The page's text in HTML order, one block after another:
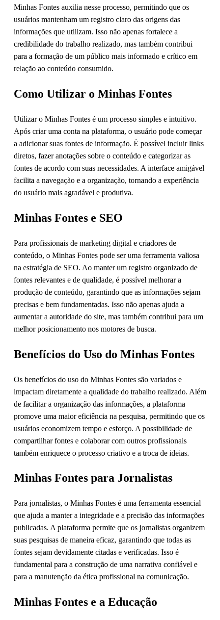
Minhas Fontes auxilia nesse processo, permitindo que os
usuários mantenham um registro claro das origens das
informações que utilizam. Isso não apenas fortalece a
credibilidade do trabalho realizado, mas também contribui
para a formação de um público mais informado e crítico em
relação ao conteúdo consumido.
Como Utilizar o Minhas Fontes
Utilizar o Minhas Fontes é um processo simples e intuitivo.
Após criar uma conta na plataforma, o usuário pode começar
a adicionar suas fontes de informação. É possível incluir links
diretos, fazer anotações sobre o conteúdo e categorizar as
fontes de acordo com suas necessidades. A interface amigável
facilita a navegação e a organização, tornando a experiência
do usuário mais agradável e produtiva.
Minhas Fontes e SEO
Para profissionais de marketing digital e criadores de
conteúdo, o Minhas Fontes pode ser uma ferramenta valiosa
na estratégia de SEO. Ao manter um registro organizado de
fontes relevantes e de qualidade, é possível melhorar a
produção de conteúdo, garantindo que as informações sejam
precisas e bem fundamentadas. Isso não apenas ajuda a
aumentar a autoridade do site, mas também contribui para um
melhor posicionamento nos motores de busca.
Benefícios do Uso do Minhas Fontes
Os benefícios do uso do Minhas Fontes são variados e
impactam diretamente a qualidade do trabalho realizado. Além
de facilitar a organização das informações, a plataforma
promove uma maior eficiência na pesquisa, permitindo que os
usuários economizem tempo e esforço. A possibilidade de
compartilhar fontes e colaborar com outros profissionais
também enriquece o processo criativo e a troca de ideias.
Minhas Fontes para Jornalistas
Para jornalistas, o Minhas Fontes é uma ferramenta essencial
que ajuda a manter a integridade e a precisão das informações
publicadas. A plataforma permite que os jornalistas organizem
suas pesquisas de maneira eficaz, garantindo que todas as
fontes sejam devidamente citadas e verificadas. Isso é
fundamental para a construção de uma narrativa confiável e
para a manutenção da ética profissional na comunicação.
Minhas Fontes e a Educação